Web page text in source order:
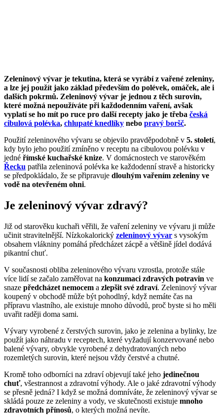
Zeleninový vývar je tekutina, která se vyrábí z vařené zeleniny,
a lze jej použít jako základ především do polévek, omáček, ale i
dalších pokrmů. Zeleninový vývar je jednou z těch surovin,
které možná nepoužíváte při každodenním vaření, avšak
vyplatí se ho mít po ruce pro další recepty jako je třeba česká
cibulová polévka, chlupaté knedlíky nebo pravý boršč.
Použití zeleninového vývaru se objevilo pravděpodobně v 5. století,
kdy bylo jeho použití zmíněno v receptu na cibulovou polévku v
jedné římské kuchařské knize. V domácnostech ve starověkém
Řecku patřila zeleninová polévka ke každodenní stravě a historicky
se předpokládalo, že se připravuje dlouhým vařením zeleniny ve
vodě na otevřeném ohni.
Je zeleninový vývar zdravý?
Již od starověku kuchaři věřili, že vaření zeleniny ve vývaru ji může
učinit stravitelnější. Nízkokalorický zeleninový vývar s vysokým
obsahem vlákniny pomáhá předcházet zácpě a většině jídel dodává
pikantní chuť.
V současnosti obliba zeleninového vývaru vzrostla, protože stále
více lidí se začalo zaměřovat na konzumaci zdravých potravin ve
snaze předcházet nemocem a zlepšit své zdraví. Zeleninový vývar
koupený v obchodě může být pohodlný, když nemáte čas na
přípravu vlastního, ale existuje mnoho důvodů, proč byste si ho měli
uvařit raději doma sami.
Vývary vyrobené z čerstvých surovin, jako je zelenina a bylinky, lze
použít jako náhradu v receptech, které vyžadují konzervované nebo
balené vývary, obvykle vyrobené z dehydratovaných nebo
rozemletých surovin, které nejsou vždy čerstvé a chutné.
Kromě toho odborníci na zdraví objevují také jeho jedinečnou
chuť, všestrannost a zdravotní výhody. Ale o jaké zdravotní výhody
se přesně jedná? I když se možná domníváte, že zeleninový vývar se
skládá pouze ze zeleniny a vody, ve skutečnosti existuje mnoho
zdravotních přínosů, o kterých možná nevíte.